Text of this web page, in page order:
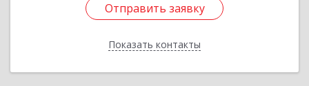
Отправить заявку
Показать контакты
Отправить заявку
Назад